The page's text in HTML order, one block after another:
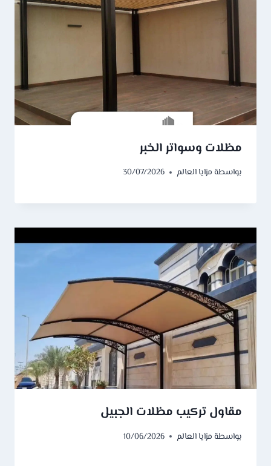
مظلات وسواتر الخبر
بواسطة مزايا العالم 30/07/2026
مقاول تركيب مظلات الجبيل
بواسطة مزايا العالم 10/06/2026